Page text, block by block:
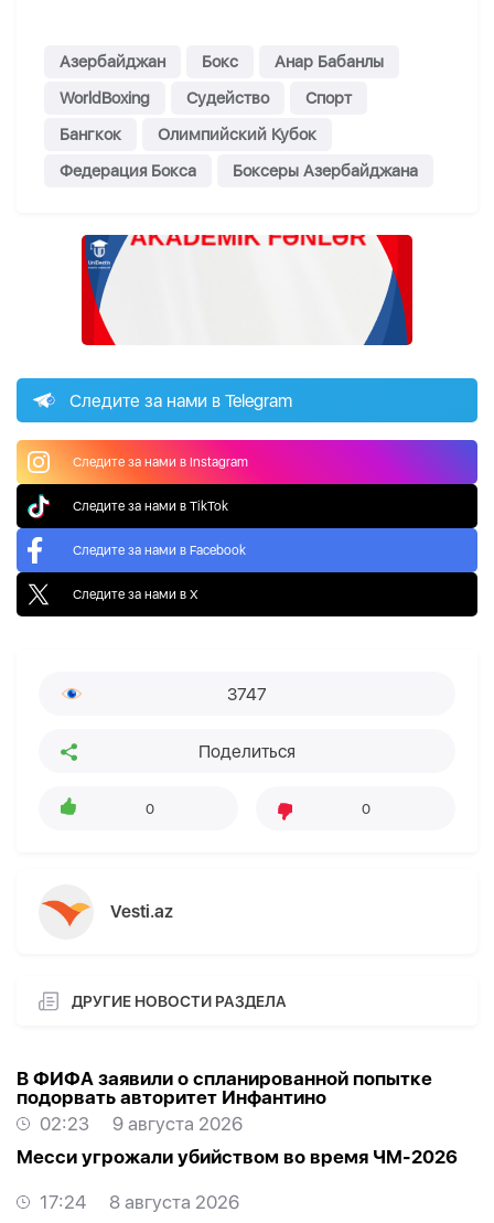
Азербайджан Бокс
Анар Бабанлы
WorldBoxing
Судейство
Спорт
Бангкок
Олимпийский Кубок
Федерация Бокса
Боксеры Азербайджана
Следите за нами в Telegram
Следите за нами в Instagram
Следите за нами в TikTok
Следите за нами в Facebook
Следите за нами в X
3747
Поделиться
0 0
Vesti.az
ДРУГИЕ НОВОСТИ РАЗДЕЛА
В ФИФА заявили о спланированной попытке
подорвать авторитет Инфантино
02:23
9 августа 2026
Месси угрожали убийством во время ЧМ-2026
17:24
8 августа 2026